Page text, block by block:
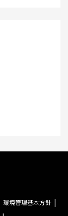
環境管理基本方針